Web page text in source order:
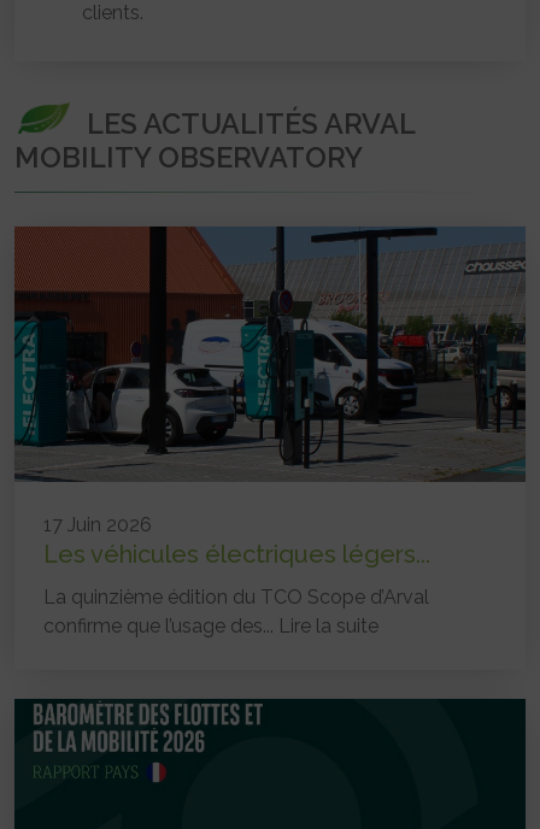
clients.
LES ACTUALITÉS ARVAL
MOBILITY OBSERVATORY
17 Juin 2026
Les véhicules électriques légers...
La quinzième édition du TCO Scope d’Arval
confirme que l’usage des... Lire la suite